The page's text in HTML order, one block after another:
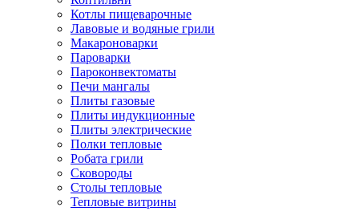
Котлы пищеварочные
Лавовые и водяные грили
Макароноварки
Пароварки
Пароконвектоматы
Печи мангалы
Плиты газовые
Плиты индукционные
Плиты электрические
Полки тепловые
Робата грили
Сковороды
Столы тепловые
Тепловые витрины